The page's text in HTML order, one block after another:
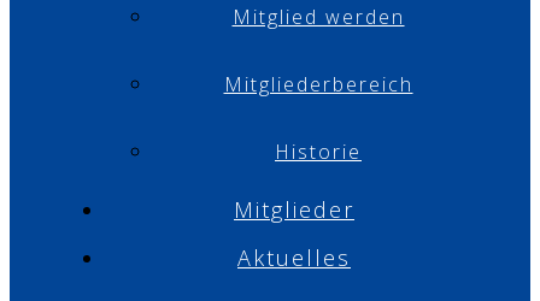
Mitglied werden
Mitgliederbereich
Historie
Mitglieder
Aktuelles